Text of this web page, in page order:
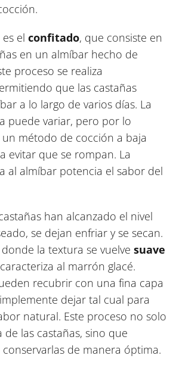
el confitado, que consiste en
en un almíbar hecho de
proceso se realiza
que las castañas
a lo largo de varios días. La
puede variar, pero por lo
método de cocción a baja
evitar que se rompan. La
al almíbar potencia el sabor del
han alcanzado el nivel
se dejan enfriar y se secan.
la textura se vuelve suave
al marrón glacé.
recubrir con una fina capa
dejar tal cual para
natural. Este proceso no solo
de las castañas, sino que
de manera óptima.